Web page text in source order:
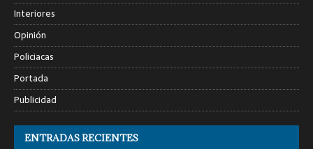
Interiores
Opinión
Policiacas
Portada
Publicidad
ENTRADAS RECIENTES